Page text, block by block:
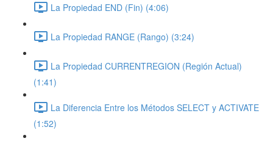
La Propiedad END (Fin) (4:06)
La Propiedad RANGE (Rango) (3:24)
La Propiedad CURRENTREGION (Región Actual)
(1:41)
La Diferencia Entre los Métodos SELECT y ACTIVATE
(1:52)